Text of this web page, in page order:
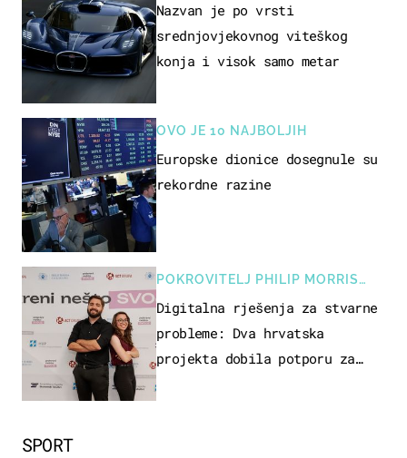
SPORT
Nazvan je po vrsti
srednjovjekovnog viteškog
konja i visok samo metar
OVO JE 10 NAJBOLJIH
Europske dionice dosegnule su
rekordne razine
POKROVITELJ PHILIP MORRIS
ZAGREB
Digitalna rješenja za stvarne
probleme: Dva hrvatska
projekta dobila potporu za